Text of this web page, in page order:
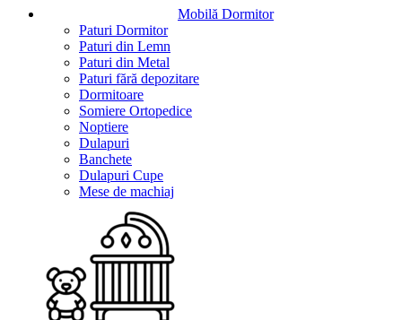
Mobilă Dormitor
Paturi Dormitor
Paturi din Lemn
Paturi din Metal
Paturi fără depozitare
Dormitoare
Somiere Ortopedice
Noptiere
Dulapuri
Banchete
Dulapuri Cupe
Mese de machiaj